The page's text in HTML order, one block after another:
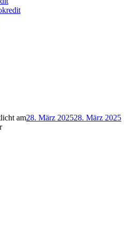
am28. März 202528. März 2025